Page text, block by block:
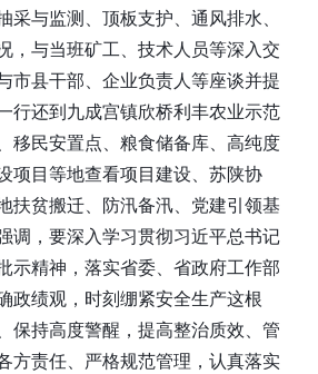
采与监测、顶板支护、通风排水、
，与当班矿工、技术人员等深入交
市县干部、企业负责人等座谈并提
行还到九成宫镇欣桥利丰农业示范
移民安置点、粮食储备库、高纯度
项目等地查看项目建设、苏陕协
扶贫搬迁、防汛备汛、党建引领基
调，要深入学习贯彻习近平总书记
示精神，落实省委、省政府工作部
政绩观，时刻绷紧安全生产这根
保持高度警醒，提高整治质效、管
方责任、严格规范管理，认真落实